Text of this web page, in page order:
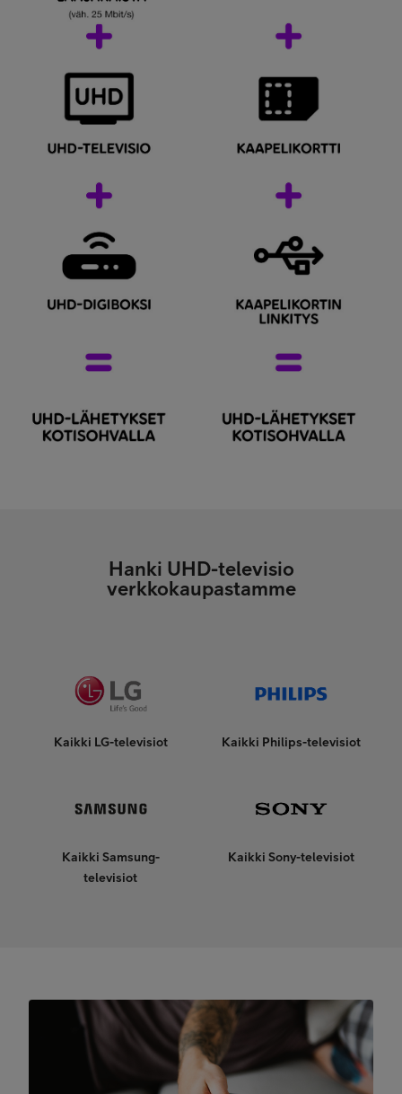
Hanki UHD-televisio
verkkokaupastamme
Kaikki LG-televisiot Kaikki Philips-televisiot
Kaikki Samsung-
televisiot
Kaikki Sony-televisiot